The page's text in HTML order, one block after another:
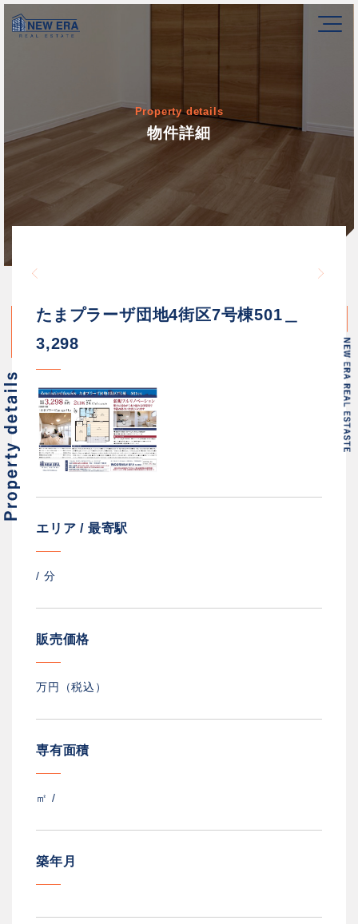
Property details
物件詳細
/home/newerakk/
たまプラーザ団地4街区7号棟501＿
3,298
エリア / 最寄駅
/ 分
販売価格
万円（税込）
専有面積
㎡ /
築年月